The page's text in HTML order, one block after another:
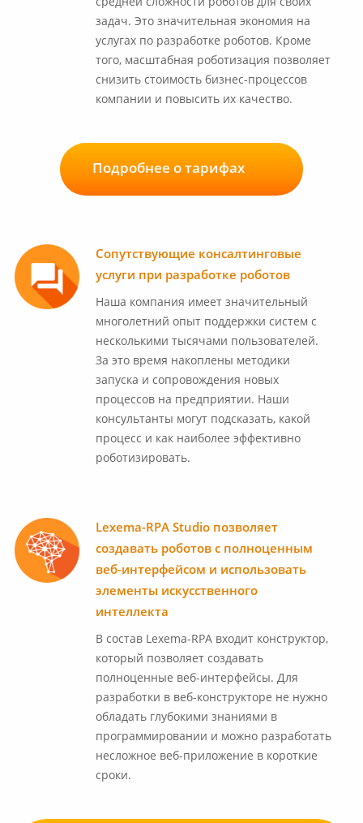
средней сложности роботов для своих
задач. Это значительная экономия на
услугах по разработке роботов. Кроме
того, масштабная роботизация позволяет
снизить стоимость бизнес-процессов
компании и повысить их качество.
Подробнее о тарифах
Сопутствующие консалтинговые
услуги при разработке роботов
Наша компания имеет значительный
многолетний опыт поддержки систем с
несколькими тысячами пользователей.
За это время накоплены методики
запуска и сопровождения новых
процессов на предприятии. Наши
консультанты могут подсказать, какой
процесс и как наиболее эффективно
роботизировать.
Lexema-RPA Studio позволяет
создавать роботов с полноценным
веб-интерфейсом и использовать
элементы искусственного
интеллекта
В состав Lexema-RPA входит конструктор,
который позволяет создавать
полноценные веб-интерфейсы. Для
разработки в веб-конструкторе не нужно
обладать глубокими знаниями в
программировании и можно разработать
несложное веб-приложение в короткие
сроки.